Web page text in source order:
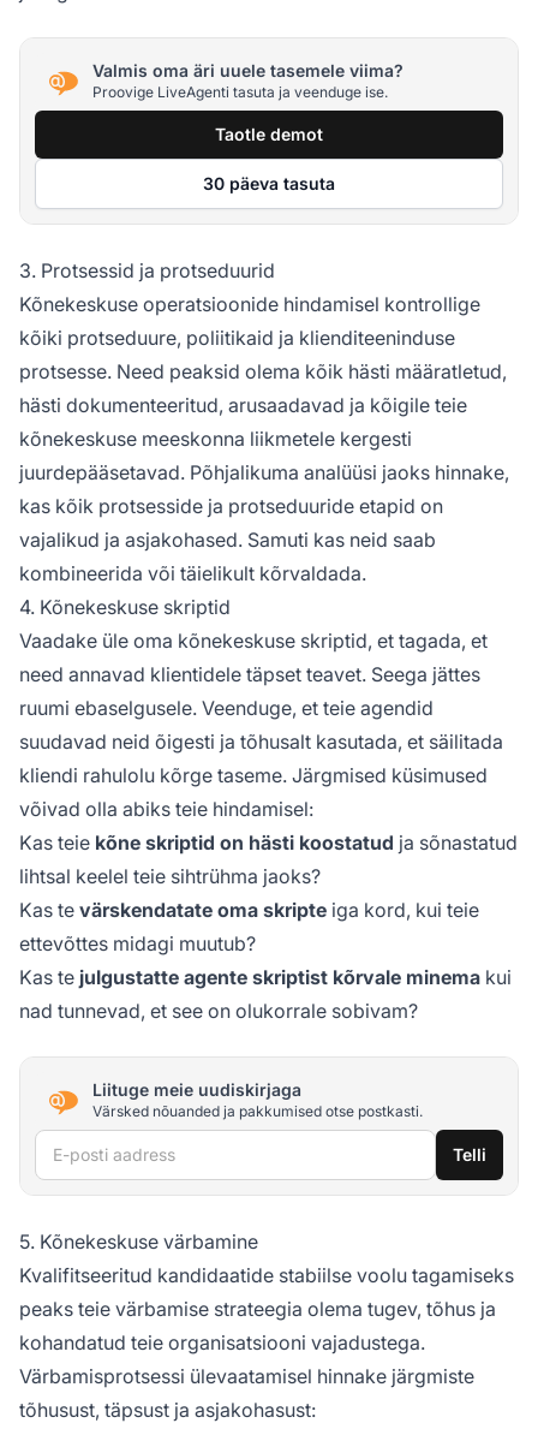
Valmis oma äri uuele tasemele viima?
Proovige LiveAgenti tasuta ja veenduge ise.
Taotle demot
30 päeva tasuta
3. Protsessid ja protseduurid
Kõnekeskuse operatsioonide hindamisel kontrollige
kõiki protseduure, poliitikaid ja klienditeeninduse
protsesse. Need peaksid olema kõik hästi määratletud,
hästi dokumenteeritud, arusaadavad ja kõigile teie
kõnekeskuse meeskonna liikmetele kergesti
juurdepääsetavad. Põhjalikuma analüüsi jaoks hinnake,
kas kõik protsesside ja protseduuride etapid on
vajalikud ja asjakohased. Samuti kas neid saab
kombineerida või täielikult kõrvaldada.
4. Kõnekeskuse skriptid
Vaadake üle oma kõnekeskuse skriptid, et tagada, et
need annavad klientidele täpset teavet. Seega jättes
ruumi ebaselgusele. Veenduge, et teie agendid
suudavad neid õigesti ja tõhusalt kasutada, et säilitada
kliendi rahulolu kõrge taseme. Järgmised küsimused
võivad olla abiks teie hindamisel:
Kas teie kõne skriptid on hästi koostatud ja sõnastatud
lihtsal keelel teie sihtrühma jaoks?
Kas te värskendatate oma skripte iga kord, kui teie
ettevõttes midagi muutub?
Kas te julgustatte agente skriptist kõrvale minema kui
nad tunnevad, et see on olukorrale sobivam?
Liituge meie uudiskirjaga
Värsked nõuanded ja pakkumised otse postkasti.
E-posti aadress Telli
5. Kõnekeskuse värbamine
Kvalifitseeritud kandidaatide stabiilse voolu tagamiseks
peaks teie värbamise strateegia olema tugev, tõhus ja
kohandatud teie organisatsiooni vajadustega.
Värbamisprotsessi ülevaatamisel hinnake järgmiste
tõhusust, täpsust ja asjakohasust: